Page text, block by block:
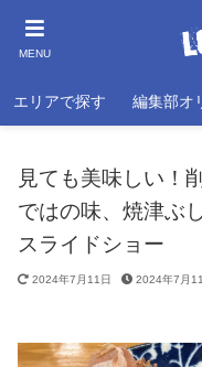
MENU
エリアで探す 編集部オ
見ても美味しい！
ではの味、焼津ぶ
スライドショー
2024年7月11日 2024年7月